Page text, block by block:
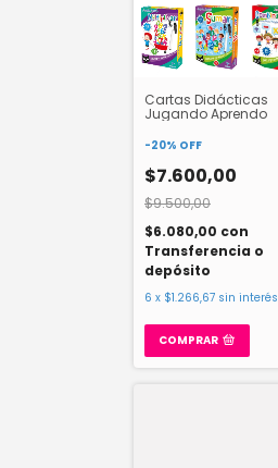
Cartas Didácticas
Jugando Aprendo
-20% OFF
$7.600,00
$9.500,00
$6.080,00 con
Transferencia o
depósito
6 x $1.266,67 sin interés
COMPRAR